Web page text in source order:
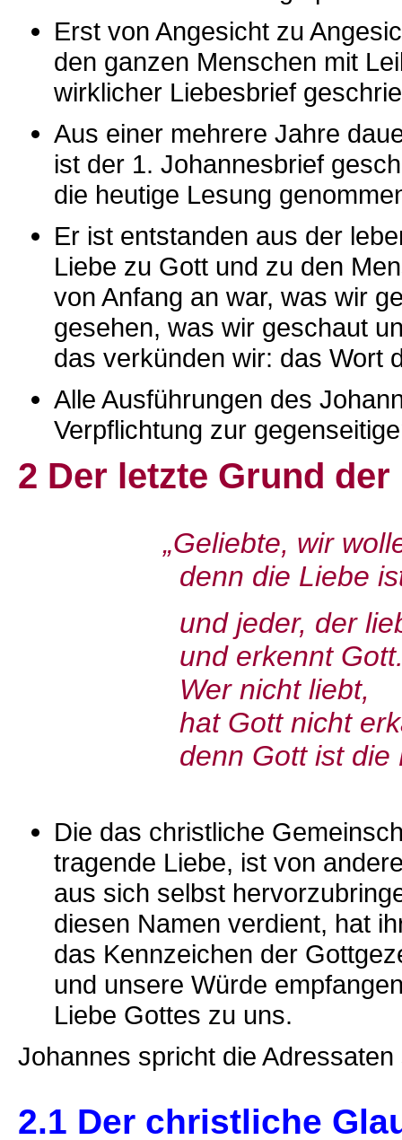
Erst von Angesicht zu
den ganzen Menschen mit
wirklicher Liebesbrief
Aus einer mehrere Jahre
ist der 1. Johannesbrief
die heutige Lesung
Er ist entstanden aus der
Liebe zu Gott und zu den
von Anfang an war, was wir
gesehen, was wir geschaut
das verkünden wir: das Wort
Alle Ausführungen des
Verpflichtung zur
2 Der letzte Grund
„Geliebte,
denn die Liebe ist
und jeder, der liebt,
und erkennt
Wer nicht liebt,
hat Gott nicht
denn Gott ist die
Die das christliche
tragende Liebe, ist von
aus sich selbst
diesen Namen verdient, hat
das Kennzeichen der
und unsere Würde
Liebe Gottes zu uns.
Johannes spricht die
2.1 Der christliche